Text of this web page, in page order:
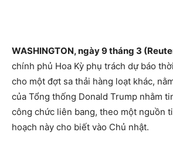
WASHINGTON, ngày 9 tháng 3
chính phủ Hoa Kỳ phụ trách dự báo
cho một đợt sa thải hàng loạt khác,
của Tổng thống Donald Trump nhằm
công chức liên bang, theo một nguồn
hoạch này cho biết vào Chủ nhật.